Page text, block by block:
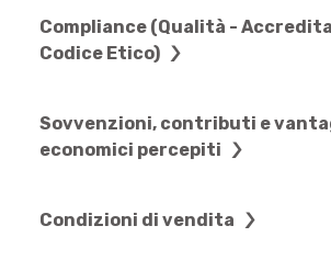
Compliance (Qualità -
Codice Etico)
Sovvenzioni, contributi e
economici percepiti
Condizioni di vendita